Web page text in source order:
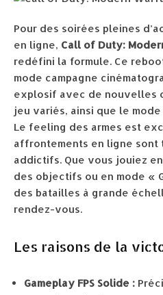
Pour des soirées pleines
en ligne, Call of Duty:
redéfini la formule. Ce
mode campagne
explosif avec de nouvelles
jeu variés, ainsi que le
Le feeling des armes est
affrontements en ligne sont
addictifs. Que vous jouiez
des objectifs ou en mode «
des batailles à grande
rendez-vous.
Les raisons de la
Gameplay FPS Solide :